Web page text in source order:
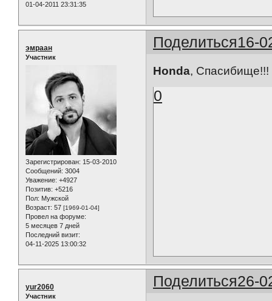
01-04-2011 23:31:35
Поделиться16-
эмраан
Участник
Зарегистрирован: 15-03-2010
Сообщений: 3004
Уважение: +4927
Позитив: +5216
Пол: Мужской
Возраст: 57 [1969-01-04]
Провел на форуме:
5 месяцев 7 дней
Последний визит:
04-11-2025 13:00:32
Honda, Спасибище!!!
0
Поделиться26-
yur2060
Участник